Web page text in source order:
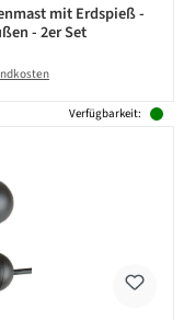
mit Erdspieß -
- 2er Set
Verfügbarkeit: